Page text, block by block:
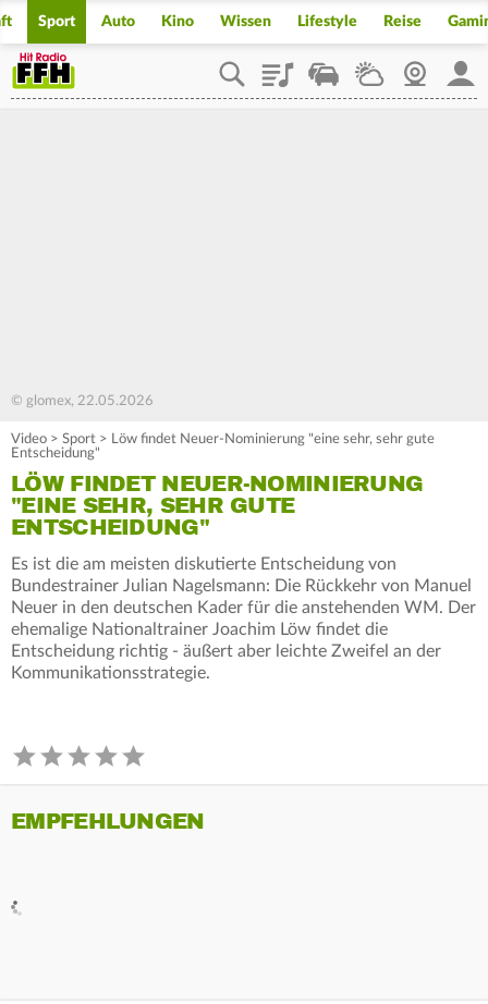
Sport Auto Kino Wissen Lifestyle Reise
PlaylistStaupilotWetterWebcam
© glomex, 22.05.2026
Video > Sport > Löw findet Neuer-Nominierung "eine sehr, sehr gute
Entscheidung"
LÖW FINDET NEUER-NOMINIERUNG
"EINE SEHR, SEHR GUTE
ENTSCHEIDUNG"
Es ist die am meisten diskutierte Entscheidung von
Bundestrainer Julian Nagelsmann: Die Rückkehr von Manuel
Neuer in den deutschen Kader für die anstehenden WM. Der
ehemalige Nationaltrainer Joachim Löw findet die
Entscheidung richtig - äußert aber leichte Zweifel an der
Kommunikationsstrategie.
EMPFEHLUNGEN